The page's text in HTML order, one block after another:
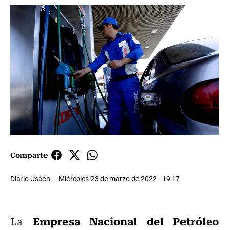
Comparte
Diario Usach Miércoles 23 de marzo de 2022 - 19:17
La Empresa Nacional del Petróleo